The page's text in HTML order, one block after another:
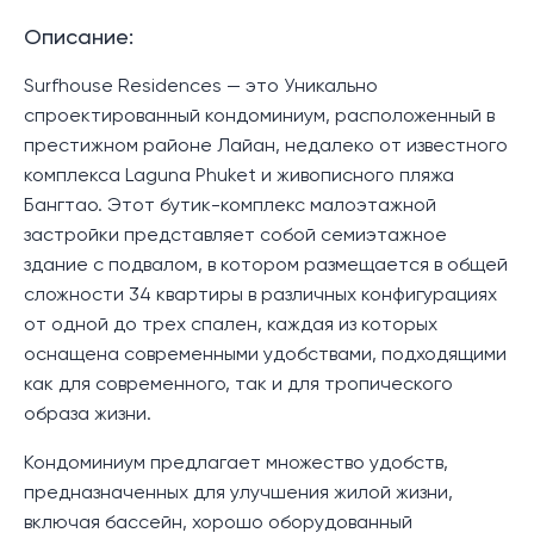
Описание:
Surfhouse Residences — это Уникально
спроектированный кондоминиум, расположенный в
престижном районе Лайан, недалеко от известного
комплекса Laguna Phuket и живописного пляжа
Бангтао. Этот бутик-комплекс малоэтажной
застройки представляет собой семиэтажное
здание с подвалом, в котором размещается в общей
сложности 34 квартиры в различных конфигурациях
от одной до трех спален, каждая из которых
оснащена современными удобствами, подходящими
как для современного, так и для тропического
образа жизни.
Кондоминиум предлагает множество удобств,
предназначенных для улучшения жилой жизни,
включая бассейн, хорошо оборудованный